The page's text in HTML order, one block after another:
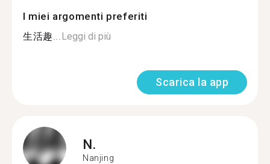
I miei argomenti preferiti
生活趣...Leggi di più
Scarica la app
N.
Nanjing